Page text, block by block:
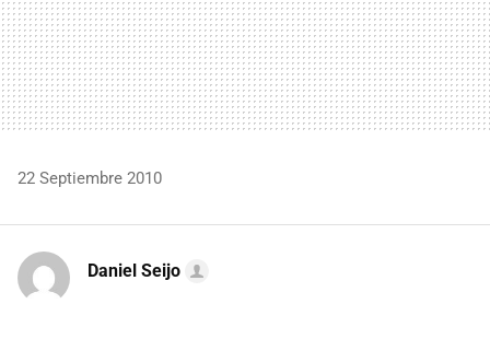
22 Septiembre 2010
Daniel Seijo